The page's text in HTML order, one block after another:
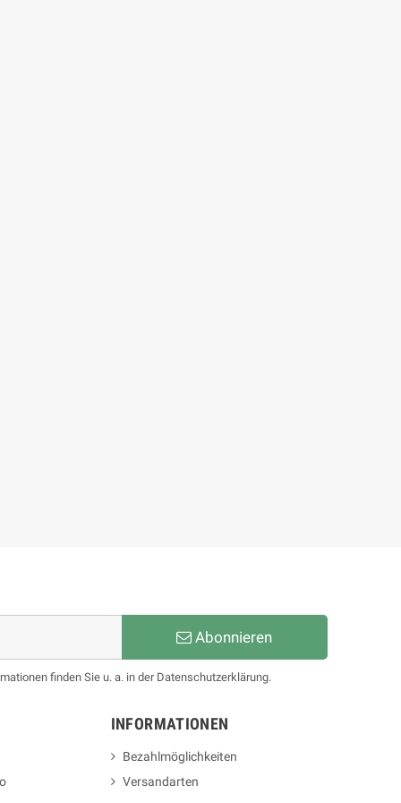
Abonnieren
finden Sie u. a. in der Datenschutzerklärung.
INFORMATIONEN
Bezahlmöglichkeiten
Versandarten